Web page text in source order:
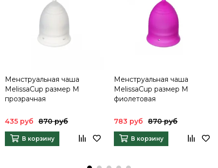
Менструальная чаша
MelissaCup размер M
прозрачная
435 руб 870 руб
В корзину
Менструальная чаша
MelissaCup размер M
фиолетовая
783 руб 870 руб
В корзину